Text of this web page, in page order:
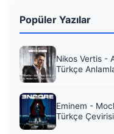
Popüler Yazılar
Nikos Vertis -
Türkçe
Eminem -
Türkçe Çevirisi